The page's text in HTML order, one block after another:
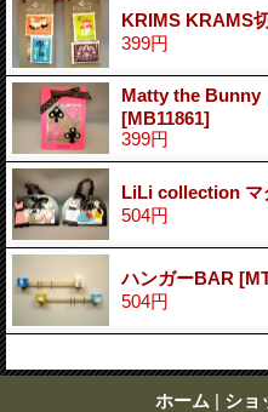
KRIMS KRAMS
399円
Matty the Bunny
[MB11861]
399円
LiLi collection マ
504円
ハンガーBAR
504円
ホーム | ショ